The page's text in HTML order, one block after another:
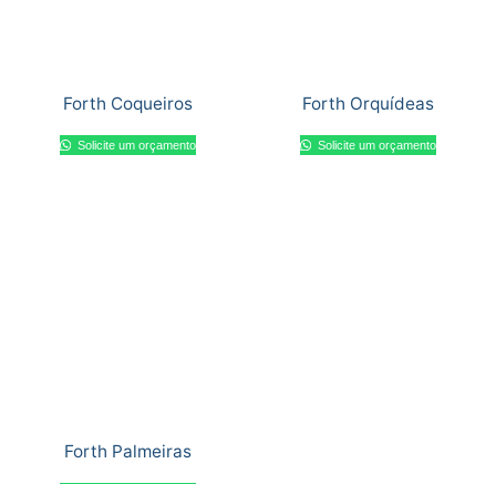
Forth Coqueiros
Solicite um orçamento
Forth Orquídeas
Solicite um orçamento
Forth Palmeiras